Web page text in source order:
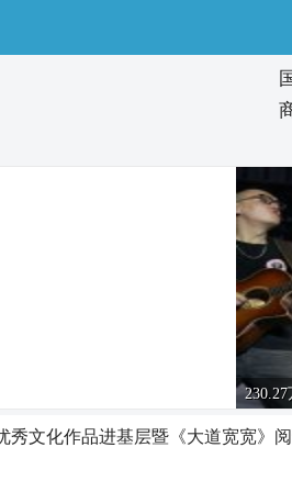
秀文化作品进基层暨《大道宽宽》